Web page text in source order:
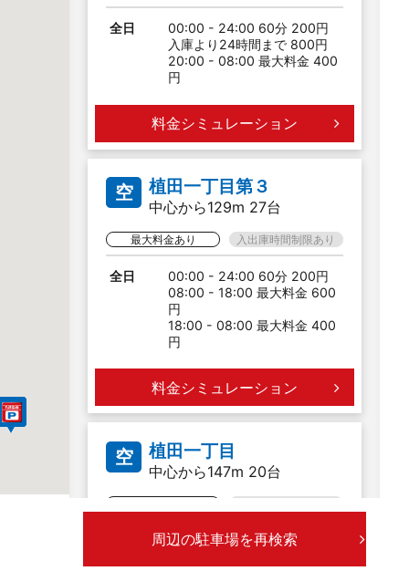
全日
00:00 - 24:00 60分 200円
入庫より24時間まで 800円
20:00 - 08:00 最大料金 400
円
料金シミュレーション
空 植田一丁目第３
中心から129m 27台
最大料金あり 入出庫時間制限あり
全日
00:00 - 24:00 60分 200円
08:00 - 18:00 最大料金 600
円
18:00 - 08:00 最大料金 400
円
料金シミュレーション
空 植田一丁目
中心から147m 20台
00:00 - 24:00 40分 200円
周辺の駐車場を再検索